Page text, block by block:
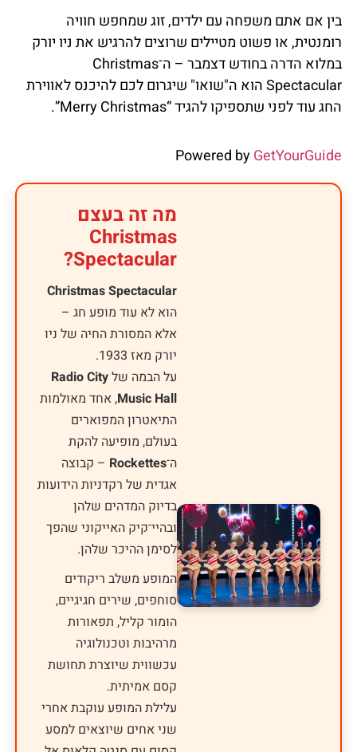
בין אם אתם משפחה עם ילדים, זוג שמחפש חוויה
רומנטית, או פשוט מטיילים שרוצים להרגיש את ניו יורק
במלוא הדרה בחודש דצמבר – ה־Christmas
Spectacular הוא ה"שואו" שיגרום לכם להיכנס לאווירת
החג עוד לפני שתספיקו להגיד “Merry Christmas”.
Powered byGetYourGuide
מה זה בעצם
Christmas
Spectacular?
Christmas Spectacular
הוא לא עוד מופע חג –
אלא המסורת החיה של ניו
יורק מאז 1933.
על הבמה שלRadio City
Music Hall, אחד מאולמות
התיאטרון המפוארים
בעולם, מופיעה להקת
ה־Rockettes – קבוצה
אגדית של רקדניות הידועות
בדיוק המדהים שלהן
ובהיי־קיק האייקוני שהפך
לסימן ההיכר שלהן.
המופע משלב ריקודים
סוחפים, שירים חגיגיים,
הומור קליל, תפאורות
מרהיבות וטכנולוגיה
עכשווית שיוצרת תחושת
קסם אמיתית.
עלילת המופע עוקבת אחרי
שני אחים שיוצאים למסע